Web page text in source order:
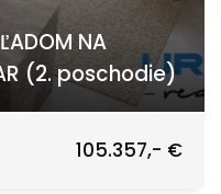
NA
(2. poschodie)
105.357,- €